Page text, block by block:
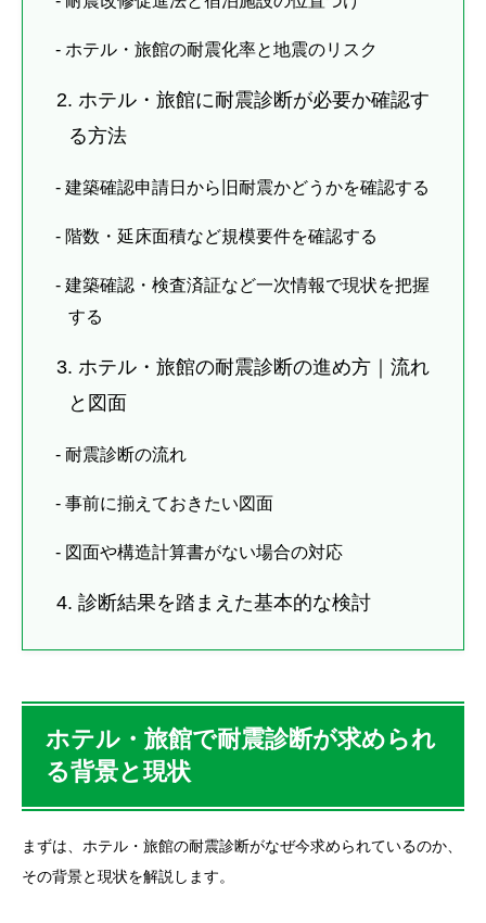
- ホテル・旅館の耐震化率と地震のリスク
2. ホテル・旅館に耐震診断が必要か確認す
る方法
- 建築確認申請日から旧耐震かどうかを確認する
- 階数・延床面積など規模要件を確認する
- 建築確認・検査済証など一次情報で現状を把握
する
3. ホテル・旅館の耐震診断の進め方｜流れ
と図面
- 耐震診断の流れ
- 事前に揃えておきたい図面
- 図面や構造計算書がない場合の対応
4. 診断結果を踏まえた基本的な検討
ホテル・旅館で耐震診断が求められ
る背景と現状
まずは、ホテル・旅館の耐震診断がなぜ今求められているのか、
その背景と現状を解説します。